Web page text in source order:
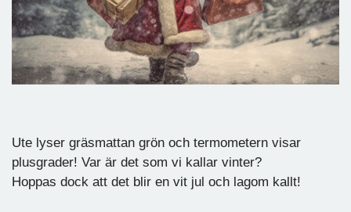
Ute lyser gräsmattan grön och termometern visar
plusgrader! Var är det som vi kallar vinter?
Hoppas dock att det blir en vit jul och lagom kallt!